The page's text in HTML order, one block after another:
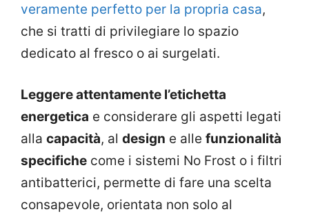
veramente perfetto per la propria casa,
che si tratti di privilegiare lo spazio
dedicato al fresco o ai surgelati.
Leggere attentamente l’etichetta
energetica e considerare gli aspetti legati
alla capacità, al design e alle funzionalità
specifiche come i sistemi No Frost o i filtri
antibatterici, permette di fare una scelta
consapevole, orientata non solo al